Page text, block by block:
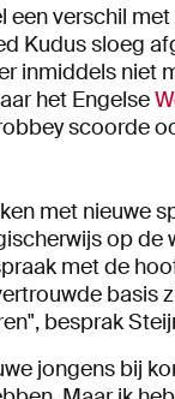
een verschil
Kudus sloeg
inmiddels niet
het Engelse
scoorde
met nieuwe
op de
met de
basis
besprak
jongens bij